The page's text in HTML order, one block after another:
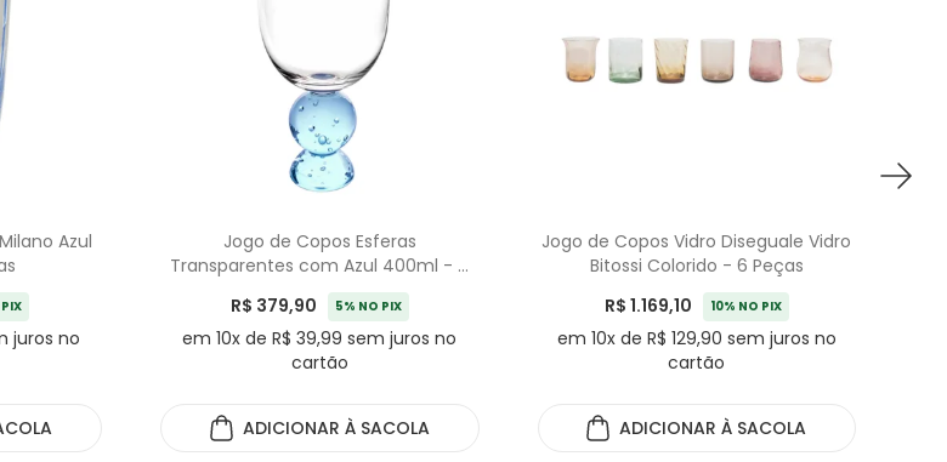
Azul
juros no
Jogo de Copos Esferas
Transparentes com Azul 400ml - 6
Peças
R$ 379,90 5% NO PIX
em 10x de R$ 39,99 sem juros no
cartão
ADICIONAR À SACOLA
Jogo de Copos Vidro Diseguale Vidro
Bitossi Colorido - 6 Peças
R$ 1.169,10
10% NO PIX
em 10x de R$ 129,90 sem juros no
cartão
ADICIONAR À SACOLA